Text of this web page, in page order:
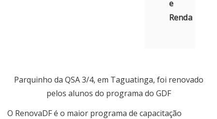
e
Renda
Parquinho da QSA 3/4, em Taguatinga, foi renovado
pelos alunos do programa do GDF
O RenovaDF é o maior programa de capacitação